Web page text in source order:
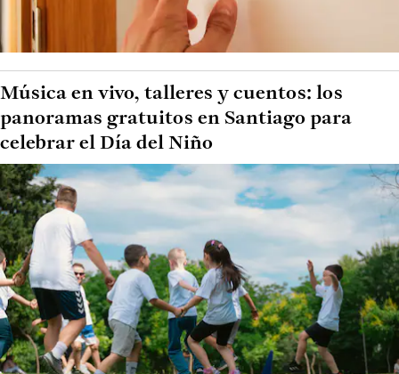
Música en vivo, talleres y cuentos: los
panoramas gratuitos en Santiago para
celebrar el Día del Niño